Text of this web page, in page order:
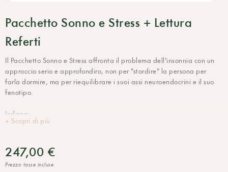
Pacchetto Sonno e Stress + Lettura
Referti
Il Pacchetto Sonno e Stress affronta il problema dell'insonnia con un
approccio serio e approfondiro, non per "stordire" la persona per
farla dormire, ma per riequilibrare i suoi assi neuroendocrini e il suo
fenotipo.
Indaga:
- i livelli di ormoni coinvolti nello stato di veglia e sonno (DHEA,
- l'indice DLMO (Dim Light Melatonin Onset), un parametro molto
specifico utilizzato sempre più spesso nella medicina del sonno.
+ Scopri di più
247,00 €
Prezzo tasse incluse